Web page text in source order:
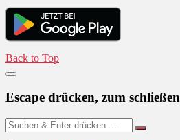
Back to Top
Escape drücken, zum schließen